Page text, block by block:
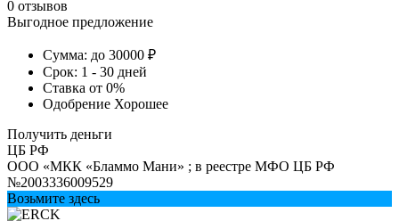
0 отзывов
Выгодное предложение
Сумма: до 30000 ₽
Срок: 1 - 30 дней
Ставка от 0%
Одобрение Хорошее
Получить деньги
ЦБ РФ
ООО «МКК «Бламмо Мани» ; в реестре МФО ЦБ РФ
№2003336009529
Возьмите здесь